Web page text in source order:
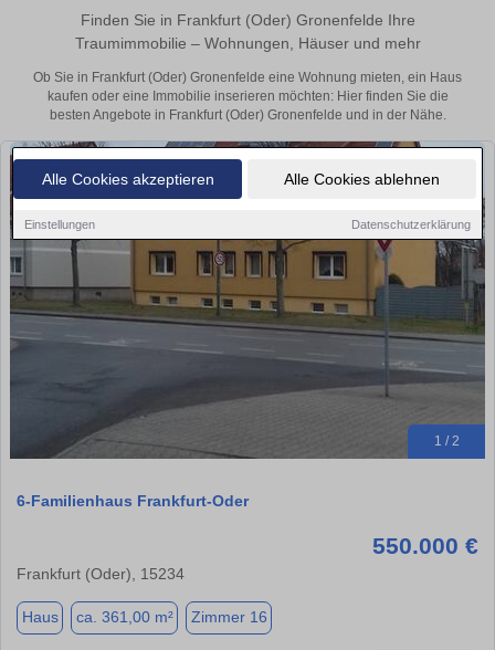
Alle Cookies akzeptieren Alle Cookies ablehnen
Einstellungen Datenschutzerklärung
Finden Sie in Frankfurt (Oder) Gronenfelde Ihre
Traumimmobilie – Wohnungen, Häuser und mehr
Ob Sie in Frankfurt (Oder) Gronenfelde eine Wohnung mieten, ein Haus
kaufen oder eine Immobilie inserieren möchten: Hier finden Sie die
besten Angebote in Frankfurt (Oder) Gronenfelde und in der Nähe.
1 / 2
6-Familienhaus Frankfurt-Oder
550.000 €
Frankfurt (Oder), 15234
Haus ca. 361,00 m² Zimmer 16